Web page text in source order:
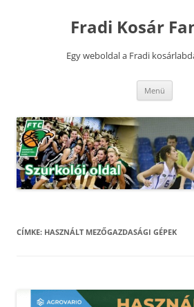
Fradi Kosár
Egy weboldal a Fradi
Menü
CÍMKE: HASZNÁLT MEZŐGAZDASÁGI GÉPEK